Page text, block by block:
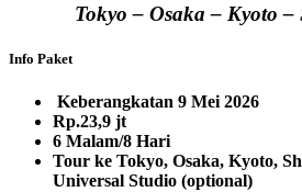
Tokyo – Osaka – Kyoto
Info Paket
Keberangkatan 9 Mei 2026
Rp.23,9 jt
6 Malam/8 Hari
Tour ke Tokyo, Osaka, Kyoto,
Universal Studio (optional)